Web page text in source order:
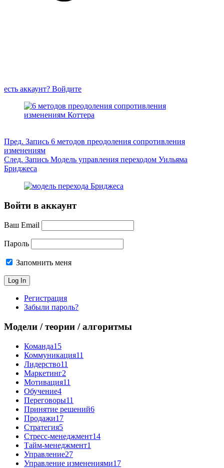
есть аккаунт? Войдите
Пред. Запись 6 методов преодоления сопротивления
изменениям
След. Запись Модель управления переходом Уильяма
Бриджеса
Войти в аккаунт
Ваш Email
Пароль
Запомнить меня
Регистрация
Забыли пароль?
Модели / теории / алгоритмы
Команда15
Коммуникация11
Лидерство11
Маркетинг2
Мотивация11
Обучение4
Переговоры11
Принятие решений6
Продажи17
Стратегия5
Стресс-менеджмент14
Тайм-менеджмент1
Управление27
Управление изменениями17